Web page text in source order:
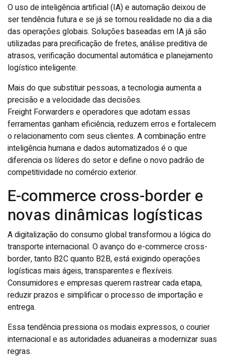
O uso de inteligência artificial (IA) e automação deixou de
ser tendência futura e se já se tornou realidade no dia a dia
das operações globais. Soluções baseadas em IA já são
utilizadas para precificação de fretes, análise preditiva de
atrasos, verificação documental automática e planejamento
logístico inteligente.
Mais do que substituir pessoas, a tecnologia aumenta a
precisão e a velocidade das decisões.
Freight Forwarders e operadores que adotam essas
ferramentas ganham eficiência, reduzem erros e fortalecem
o relacionamento com seus clientes. A combinação entre
inteligência humana e dados automatizados é o que
diferencia os líderes do setor e define o novo padrão de
competitividade no comércio exterior.
E-commerce cross-border e
novas dinâmicas logísticas
A digitalização do consumo global transformou a lógica do
transporte internacional. O avanço do e-commerce cross-
border, tanto B2C quanto B2B, está exigindo operações
logísticas mais ágeis, transparentes e flexíveis.
Consumidores e empresas querem rastrear cada etapa,
reduzir prazos e simplificar o processo de importação e
entrega.
Essa tendência pressiona os modais expressos, o courier
internacional e as autoridades aduaneiras a modernizar suas
regras.